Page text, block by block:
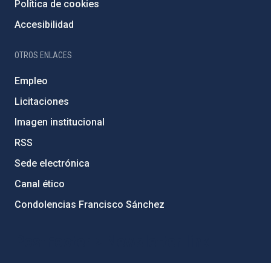
Política de cookies
Accesibilidad
OTROS ENLACES
Empleo
Licitaciones
Imagen institucional
RSS
Sede electrónica
Canal ético
Condolencias Francisco Sánchez